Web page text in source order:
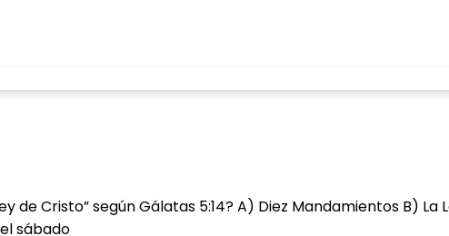
de Cristo” según Gálatas 5:14? A) Diez Mandamientos B) La
sábado